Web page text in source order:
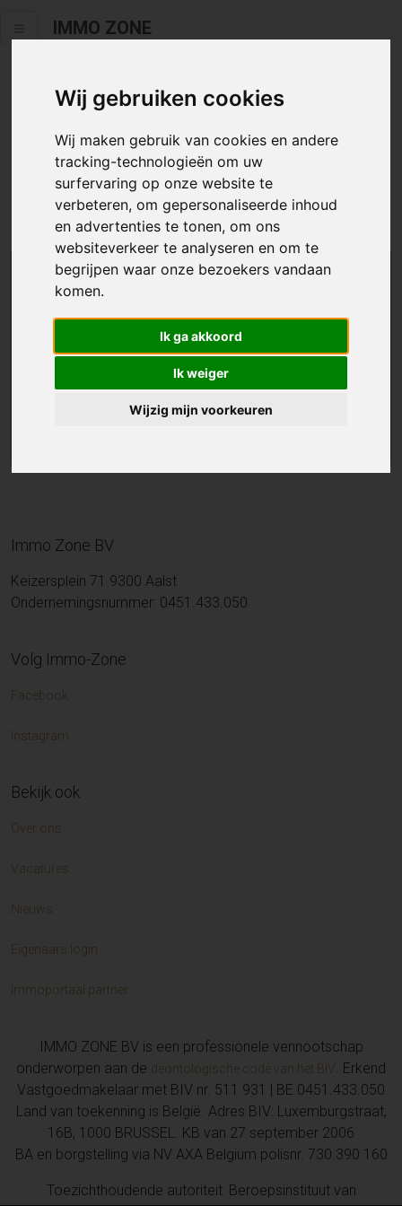
Wij gebruiken cookies
Wij maken gebruik van cookies en andere
tracking-technologieën om uw
surfervaring op onze website te
verbeteren, om gepersonaliseerde inhoud
en advertenties te tonen, om ons
websiteverkeer te analyseren en om te
begrijpen waar onze bezoekers vandaan
komen.
Ik ga akkoord
Ik weiger
Wijzig mijn voorkeuren
IMMO ZONE
Helaas staat dit zoekertje niet
meer online.
Neem zeker een kijkje in ons aanbod te koop
We helpen u graag zoeken
Maak hier een zoekprofiel aan en we houden u op
de hoogte van passend aanbod.
Immo Zone BV
Keizersplein 71 9300 Aalst
Ondernemingsnummer: 0451.433.050
Volg Immo-Zone
Facebook
Instagram
Bekijk ook
Over ons
Vacatures
Nieuws
Eigenaars login
Immoportaal partner
IMMO ZONE BV is een professionele vennootschap
onderworpen aan de deontologische code van het BIV. Erkend
Vastgoedmakelaar met BIV nr. 511 931 | BE 0451.433.050
Land van toekenning is België. Adres BIV: Luxemburgstraat,
16B, 1000 BRUSSEL. KB van 27 september 2006
BA en borgstelling via NV AXA Belgium polisnr. 730.390.160
Toezichthoudende autoriteit: Beroepsinstituut van